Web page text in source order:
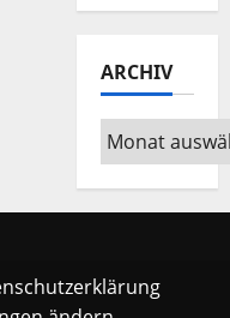
ARCHIV
Archiv